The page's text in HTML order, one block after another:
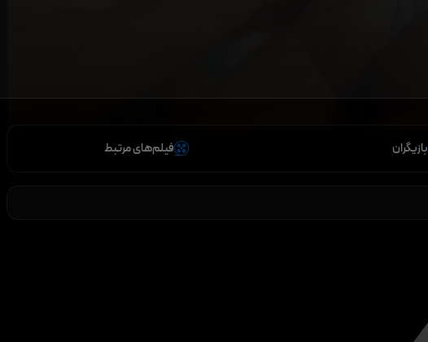
بازیگران فیلم‌های مرتبط